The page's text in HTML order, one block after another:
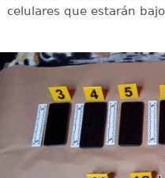
celulares que estarán